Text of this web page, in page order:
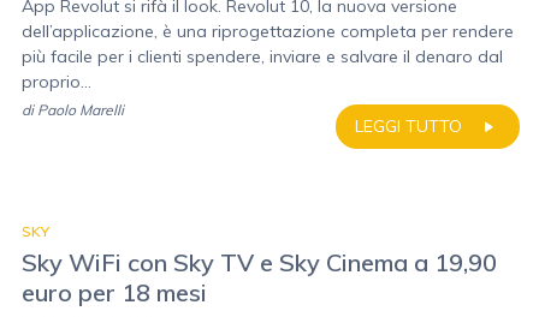
App Revolut si rifà il look. Revolut 10, la nuova versione
dell’applicazione, è una riprogettazione completa per rendere
più facile per i clienti spendere, inviare e salvare il denaro dal
proprio...
LEGGI TUTTO
di Paolo Marelli
SKY
Sky WiFi con Sky TV e Sky Cinema a 19,90
euro per 18 mesi